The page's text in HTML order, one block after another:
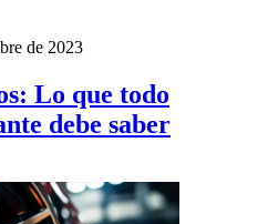
de 2023
Lo que todo
debe saber